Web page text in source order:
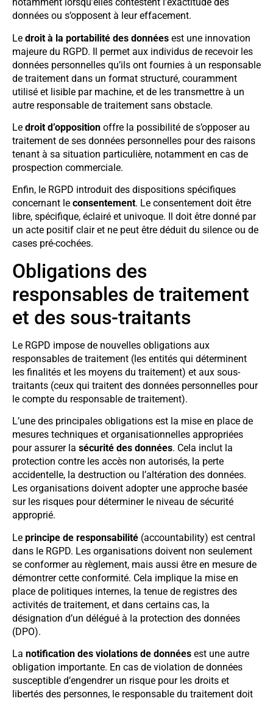
données ou s’opposent à leur effacement.
Le droit à la portabilité des données est une innovation
majeure du RGPD. Il permet aux individus de recevoir les
données personnelles qu’ils ont fournies à un responsable
de traitement dans un format structuré, couramment
utilisé et lisible par machine, et de les transmettre à un
autre responsable de traitement sans obstacle.
Le droit d’opposition offre la possibilité de s’opposer au
traitement de ses données personnelles pour des raisons
tenant à sa situation particulière, notamment en cas de
prospection commerciale.
Enfin, le RGPD introduit des dispositions spécifiques
concernant le consentement. Le consentement doit être
libre, spécifique, éclairé et univoque. Il doit être donné par
un acte positif clair et ne peut être déduit du silence ou de
cases pré-cochées.
Obligations des
responsables de traitement
et des sous-traitants
Le RGPD impose de nouvelles obligations aux
responsables de traitement (les entités qui déterminent
les finalités et les moyens du traitement) et aux sous-
traitants (ceux qui traitent des données personnelles pour
le compte du responsable de traitement).
L’une des principales obligations est la mise en place de
mesures techniques et organisationnelles appropriées
pour assurer la sécurité des données. Cela inclut la
protection contre les accès non autorisés, la perte
accidentelle, la destruction ou l’altération des données.
Les organisations doivent adopter une approche basée
sur les risques pour déterminer le niveau de sécurité
approprié.
Le principe de responsabilité (accountability) est central
dans le RGPD. Les organisations doivent non seulement
se conformer au règlement, mais aussi être en mesure de
démontrer cette conformité. Cela implique la mise en
place de politiques internes, la tenue de registres des
activités de traitement, et dans certains cas, la
désignation d’un délégué à la protection des données
(DPO).
La notification des violations de données est une autre
obligation importante. En cas de violation de données
susceptible d’engendrer un risque pour les droits et
libertés des personnes, le responsable du traitement doit